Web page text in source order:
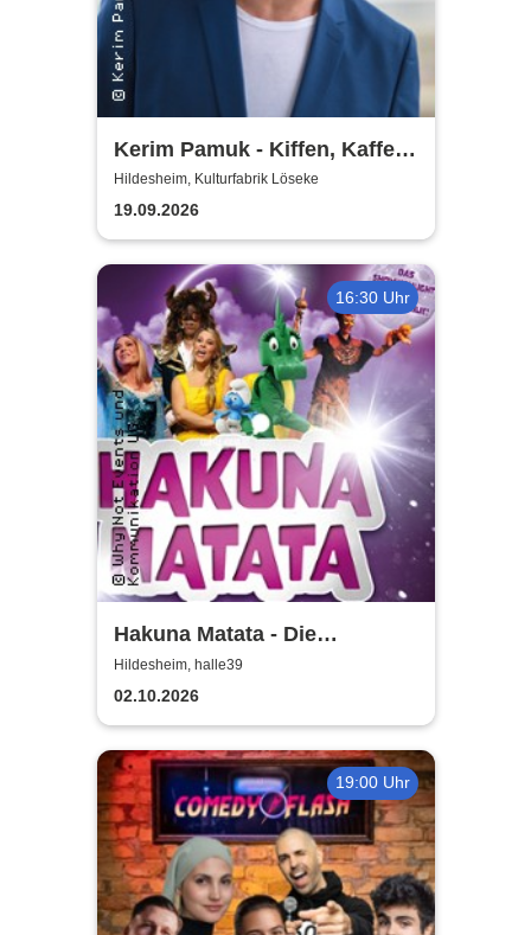
Kerim Pamuk - Kiffen, Kaffee
& Kajal
Hildesheim, Kulturfabrik Löseke
19.09.2026
16:30 Uhr
Hakuna Matata - Die
einzigartige große
Kindermusical-Gala
Hildesheim, halle39
02.10.2026
19:00 Uhr